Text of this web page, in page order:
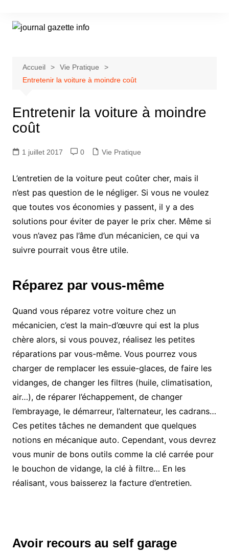
contenu
Accueil
Vie Pratique
Entretenir la voiture à moindre coût
Entretenir la voiture à moindre
coût
1 juillet 2017 0 Vie Pratique
L’entretien de la voiture peut coûter cher, mais il
n’est pas question de le négliger. Si vous ne voulez
que toutes vos économies y passent, il y a des
solutions pour éviter de payer le prix cher. Même si
vous n’avez pas l’âme d’un mécanicien, ce qui va
suivre pourrait vous être utile.
Réparez par vous-même
Quand vous réparez votre voiture chez un
mécanicien, c’est la main-d’œuvre qui est la plus
chère alors, si vous pouvez, réalisez les petites
réparations par vous-même. Vous pourrez vous
charger de remplacer les essuie-glaces, de faire les
vidanges, de changer les filtres (huile, climatisation,
air…), de réparer l’échappement, de changer
l’embrayage, le démarreur, l’alternateur, les cadrans…
Ces petites tâches ne demandent que quelques
notions en mécanique auto. Cependant, vous devrez
vous munir de bons outils comme la clé carrée pour
le bouchon de vidange, la clé à filtre… En les
réalisant, vous baisserez la facture d’entretien.
Avoir recours au self garage